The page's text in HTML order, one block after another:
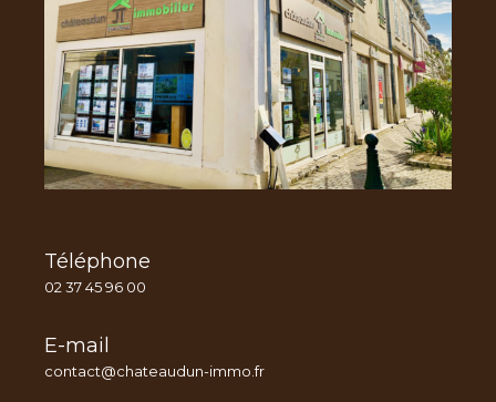
Téléphone
02 37 45 96 00
E-mail
contact@chateaudun-immo.fr